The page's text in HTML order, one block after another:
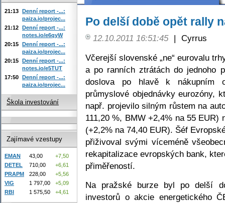
Po delší době opět rally
12.10.2011 16:51:45 | Cyrrus
Včerejší slovenské „ne“ eurovalu
a po ranních ztrátách do jednoho
doslova po hlavě k nákupním
průmyslové objednávky eurozóny,
např. projevilo silným růstem na
111,20 %, BMW +2,4% na 55
(+2,2% na 74,40 EUR). Šéf
přiživoval svými víceméně
rekapitalizace evropských bank,
přiměřeností.
Na pražské burze byl po delší
investorů o akcie energetického
21:13 Denní report -...:
paiza.io/projec...
21:12 Denní report -...:
notes.io/e6qyW
20:15 Denní report -...:
paiza.io/projec...
20:15 Denní report -...:
notes.io/e5TUT
17:50 Denní report -...:
paiza.io/projec...
Škola investování
Zajímavé vzestupy
EMAN 43,00
+7,50
DETEL
710,00
+6,61
PRAPM
228,00
+5,56
VIG
1 797,00
+5,09
RBI
1 575,50 +4,61